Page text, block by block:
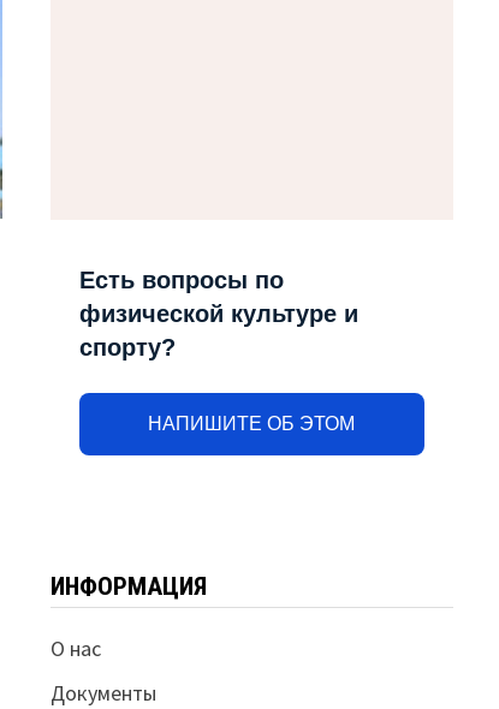
Есть вопросы по
физической культуре и
спорту?
НАПИШИТЕ ОБ ЭТОМ
ИНФОРМАЦИЯ
О нас
Документы